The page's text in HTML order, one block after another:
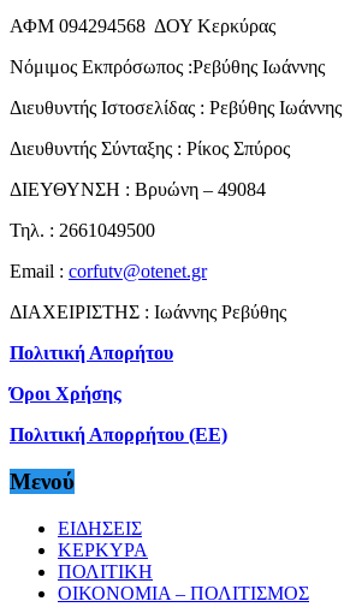
ΑΦΜ 094294568 ΔΟΥ Κερκύρας
Νόμιμος Εκπρόσωπος :Ρεβύθης Ιωάννης
Διευθυντής Ιστοσελίδας : Ρεβύθης Ιωάννης
Διευθυντής Σύνταξης : Ρίκος Σπύρος
ΔΙΕΥΘΥΝΣΗ : Βρυώνη – 49084
Τηλ. : 2661049500
Email : corfutv@otenet.gr
ΔΙΑΧΕΙΡΙΣΤΗΣ : Ιωάννης Ρεβύθης
Πολιτική Απορήτου
Όροι Χρήσης
Πολιτική Απορρήτου (ΕΕ)
Μενού
ΕΙΔΗΣΕΙΣ
ΚΕΡΚΥΡΑ
ΠΟΛΙΤΙΚΗ
ΟΙΚΟΝΟΜΙΑ – ΠΟΛΙΤΙΣΜΟΣ